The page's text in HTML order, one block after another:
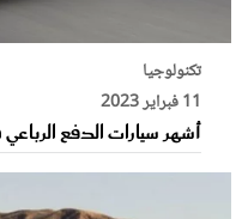
تكنولوجيا
11 فبراير 2023
أشهر سيارات الدفع